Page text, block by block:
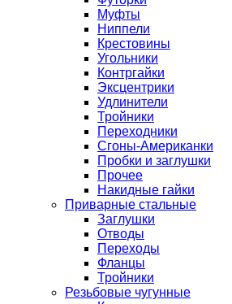
Муфты
Ниппели
Крестовины
Угольники
Контргайки
Эксцентрики
Удлинители
Тройники
Переходники
Сгоны-Американки
Пробки и заглушки
Прочее
Накидные гайки
Приварные стальные
Заглушки
Отводы
Переходы
Фланцы
Тройники
Резьбовые чугунные